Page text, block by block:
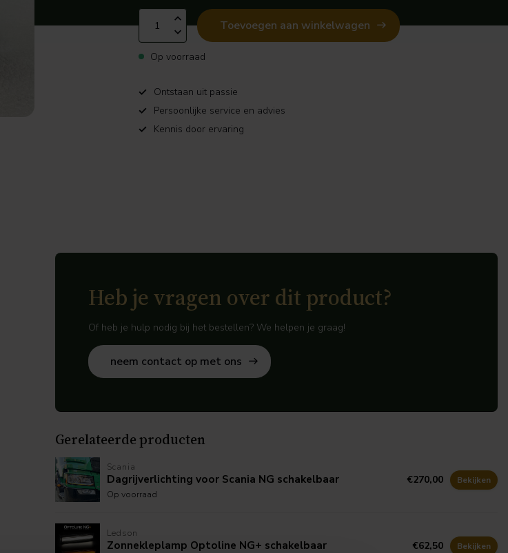
Toevoegen aan winkelwagen
Op voorraad
Ontstaan uit passie
Persoonlijke service en advies
Kennis door ervaring
Heb je vragen over dit product?
Of heb je hulp nodig bij het bestellen? We helpen je graag!
neem contact op met ons
Gerelateerde producten
Scania
Dagrijverlichting voor Scania NG schakelbaar
Op voorraad
€270,00 Bekijken
Ledson
Zonnekleplamp Optoline NG+ schakelbaar €62,50 Bekijken